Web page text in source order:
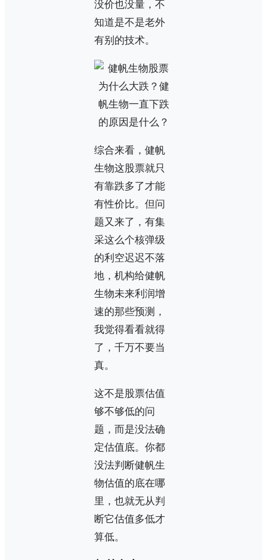
没价也没量，不
知道是不是老外
有别的技术。
综合来看，健帆
生物这股票就只
有靠跌多了才能
有性价比。但问
题又来了，有集
采这么个核弹级
的利空迟迟不落
地，机构给健帆
生物未来利润增
速的那些预测，
我觉得看看就得
了，千万不要当
真。
这不是股票估值
够不够低的问
题，而是没法确
定估值底。你都
没法判断健帆生
物估值的底在哪
里，也就无从判
断它估值多低才
算低。